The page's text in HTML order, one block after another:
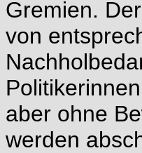
Gremien.
von
aber ohne
werden